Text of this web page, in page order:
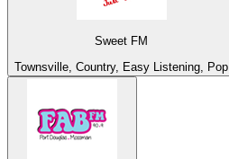
Sweet FM
Townsville, Country, Easy Listening, Pop